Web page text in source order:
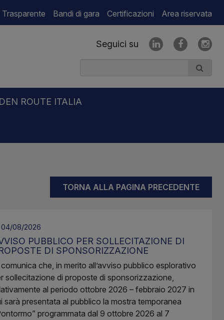
Bandi di gara Certificazioni Area riservata
Seguici su
ROUTE ITALIA
TORNA ALLA PAGINA PRECEDENTE
04/08/2026
PUBBLICO PER SOLLECITAZIONE DI
DI SPONSORIZZAZIONE
comunica che, in merito all’avviso pubblico esplorativo
sollecitazione di proposte di sponsorizzazione,
al periodo ottobre 2026 – febbraio 2027 in
sarà presentata al pubblico la mostra temporanea
programmata dal 9 ottobre 2026 al 7